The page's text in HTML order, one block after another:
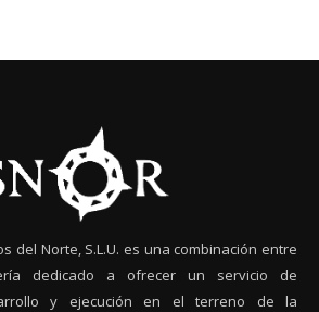
del Norte, S.L.U. es una combinación entre
dedicado a ofrecer un servicio de
y ejecución en el terreno de la